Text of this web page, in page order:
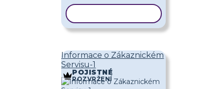
Informace o Zákaznickém
Servisu-1
POJISTNÉ
ROZVRŽENÍ